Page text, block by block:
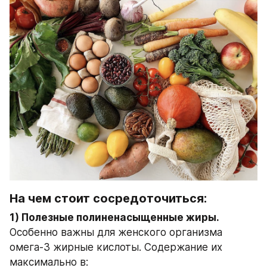
На чем стоит сосредоточиться:
1) Полезные полиненасыщенные жиры.
Особенно важны для женского организма
омега-3 жирные кислоты. Содержание их
максимально в: